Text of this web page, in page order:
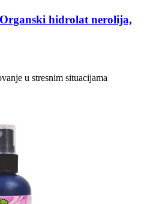
Organski hidrolat nerolija,
u stresnim situacijama